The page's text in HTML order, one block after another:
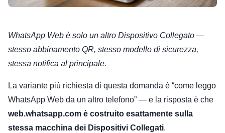
WhatsApp Web è solo un altro Dispositivo Collegato —
stesso abbinamento QR, stesso modello di sicurezza,
stessa notifica al principale.
La variante più richiesta di questa domanda è “come leggo
WhatsApp Web da un altro telefono” — e la risposta è che
web.whatsapp.com è costruito esattamente sulla
stessa macchina dei Dispositivi Collegati.